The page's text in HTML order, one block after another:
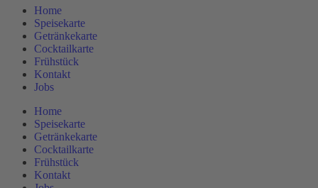
Home
Speisekarte
Getränkekarte
Cocktailkarte
Frühstück
Kontakt
Jobs
Home
Speisekarte
Getränkekarte
Cocktailkarte
Frühstück
Kontakt